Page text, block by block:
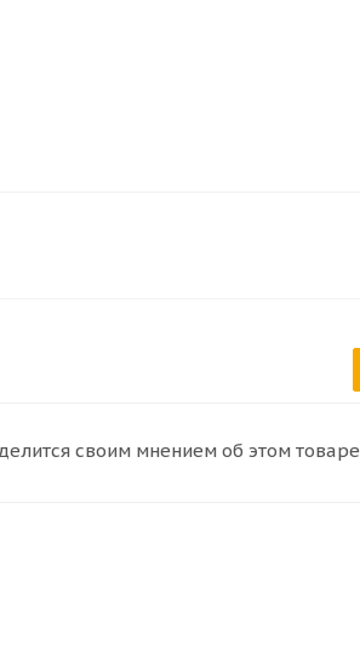
своим мнением об этом товаре